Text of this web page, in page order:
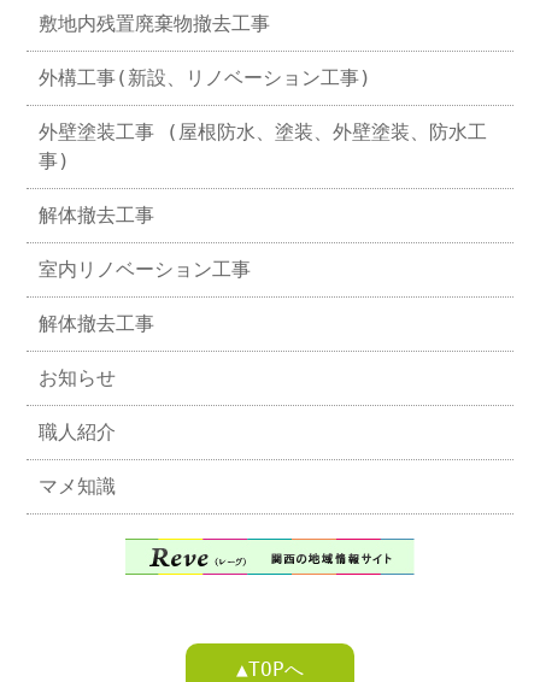
敷地内残置廃棄物撤去工事
外構工事(新設、リノベーション工事)
外壁塗装工事 (屋根防水、塗装、外壁塗装、防水工
事)
解体撤去工事
室内リノベーション工事
解体撤去工事
お知らせ
職人紹介
マメ知識
▲TOPへ